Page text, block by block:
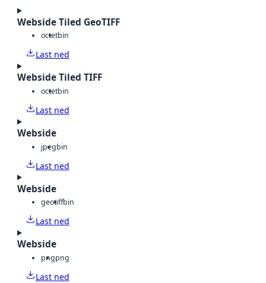
Webside Tiled GeoTIFF
octetbin
Last ned
Webside Tiled TIFF
octetbin
Last ned
Webside
jpegbin
Last ned
Webside
geotiffbin
Last ned
Webside
pngpng
Last ned